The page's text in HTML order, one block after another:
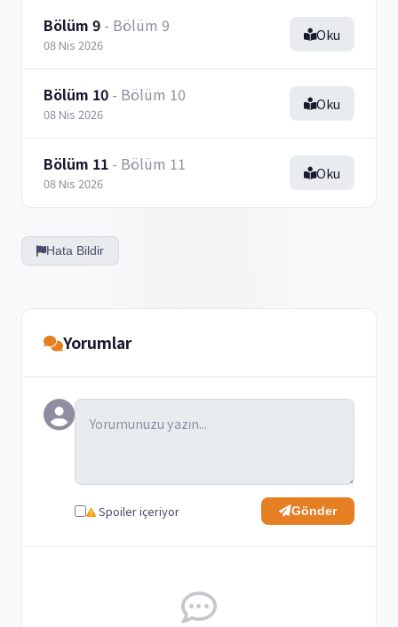
Bölüm 9 - Bölüm 9
08 Nis 2026
Oku
Bölüm 10 - Bölüm 10
08 Nis 2026
Oku
Bölüm 11 - Bölüm 11
08 Nis 2026
Oku
Hata Bildir
Yorumlar
Spoiler içeriyor Gönder